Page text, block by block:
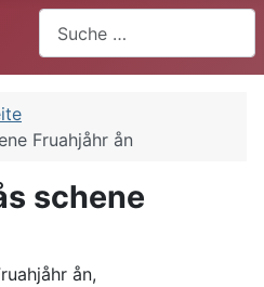
Fruahjåhr ån
schene
ån,